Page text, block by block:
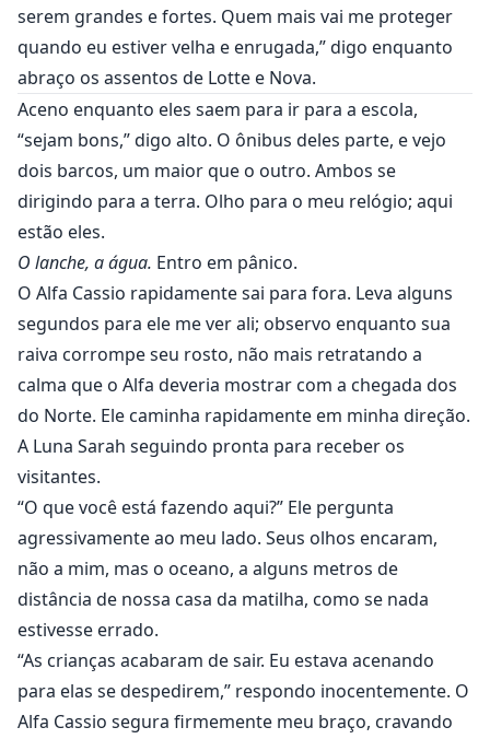
serem grandes e fortes. Quem mais vai me proteger
quando eu estiver velha e enrugada,” digo enquanto
abraço os assentos de Lotte e Nova.
Aceno enquanto eles saem para ir para a escola,
“sejam bons,” digo alto. O ônibus deles parte, e vejo
dois barcos, um maior que o outro. Ambos se
dirigindo para a terra. Olho para o meu relógio; aqui
estão eles.
O lanche, a água. Entro em pânico.
O Alfa Cassio rapidamente sai para fora. Leva alguns
segundos para ele me ver ali; observo enquanto sua
raiva corrompe seu rosto, não mais retratando a
calma que o Alfa deveria mostrar com a chegada dos
do Norte. Ele caminha rapidamente em minha direção.
A Luna Sarah seguindo pronta para receber os
visitantes.
“O que você está fazendo aqui?” Ele pergunta
agressivamente ao meu lado. Seus olhos encaram,
não a mim, mas o oceano, a alguns metros de
distância de nossa casa da matilha, como se nada
estivesse errado.
“As crianças acabaram de sair. Eu estava acenando
para elas se despedirem,” respondo inocentemente. O
Alfa Cassio segura firmemente meu braço, cravando